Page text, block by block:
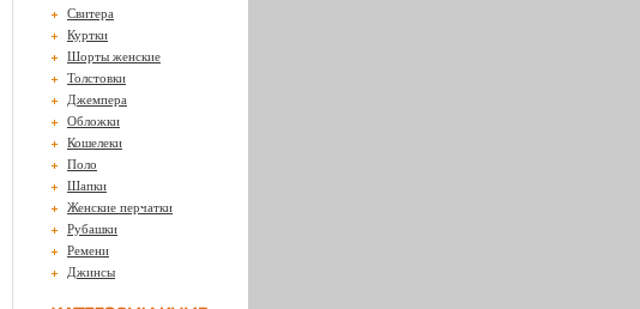
Свитера
Куртки
Шорты женские
Толстовки
Джемпера
Обложки
Кошелеки
Поло
Шапки
Женские перчатки
Рубашки
Ремени
Джинсы